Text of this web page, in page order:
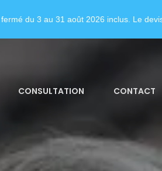
CONSULTATION CONTACT
du 3 au 31 août 2026 inclus. Le